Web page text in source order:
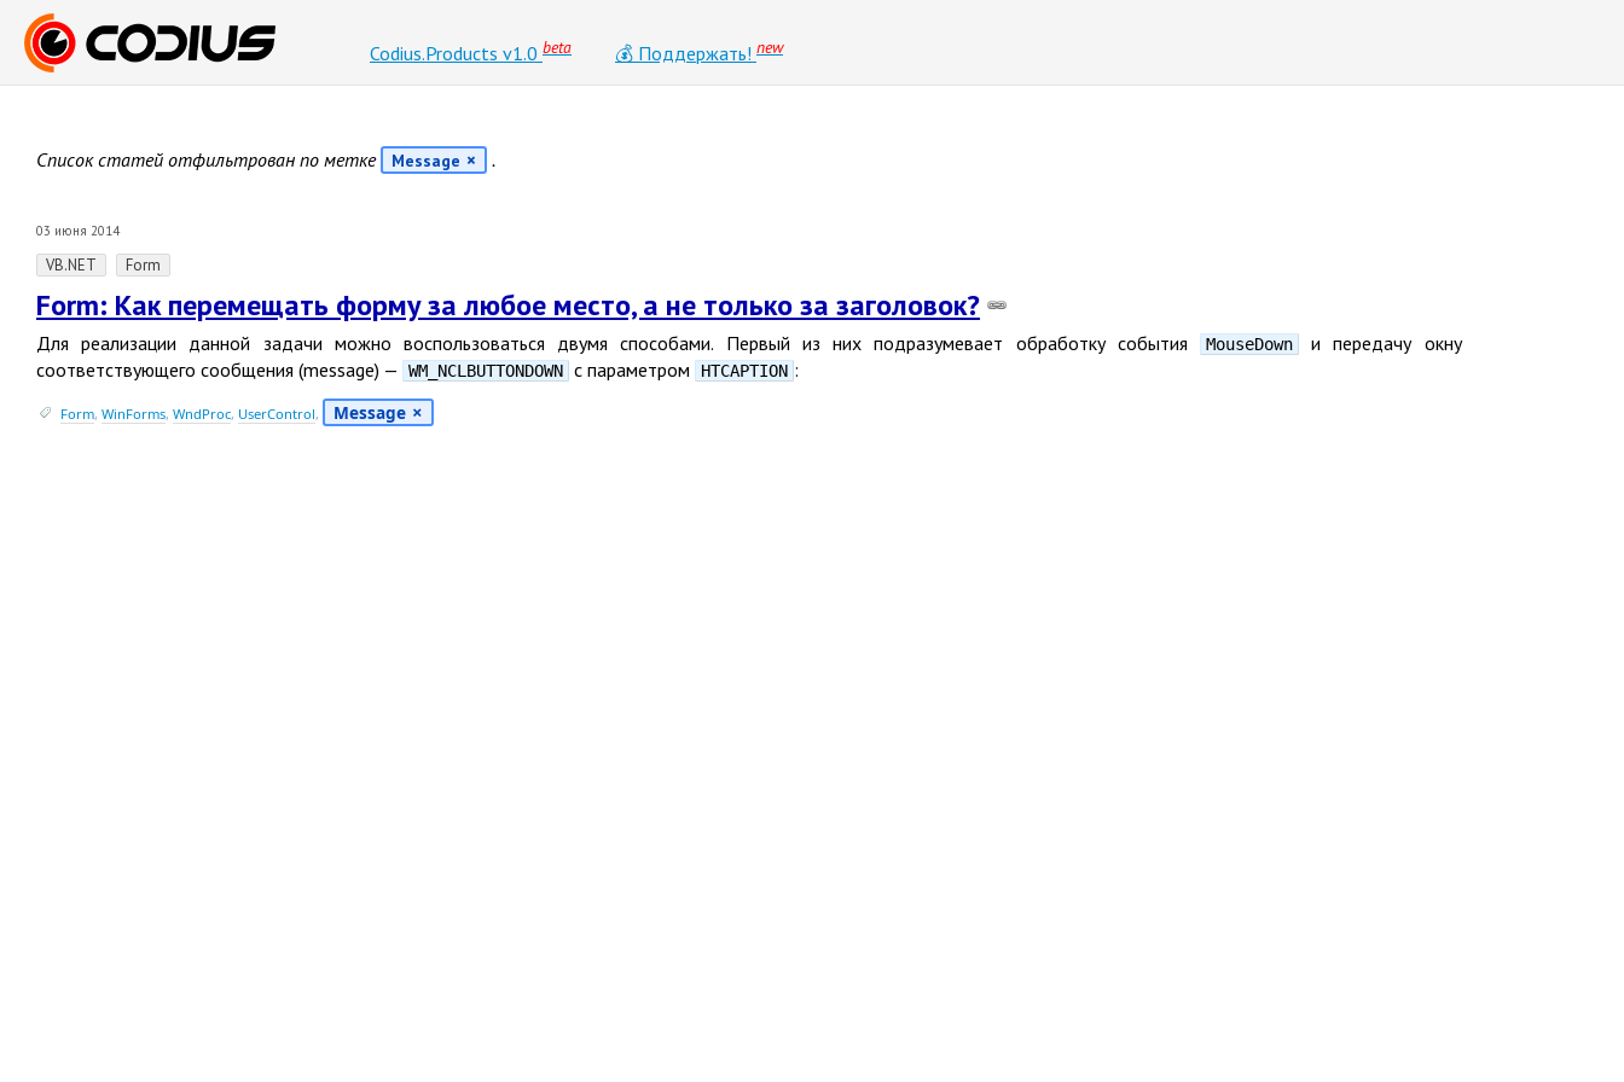
Codius.Products v1.0 beta 💰 Поддержать! new
Список статей отфильтрован по метке Message .
03 июня 2014
VB.NET Form
Form: Как перемещать форму за любое место, а не только за заголовок?
Для реализации данной задачи можно воспользоваться двумя способами. Первый из них подразумевает обработку события MouseDown
и передачу окну
соответствующего сообщения (message) — WM_NCLBUTTONDOWN с параметром HTCAPTION :
Form, WinForms, WndProc, UserControl, Message